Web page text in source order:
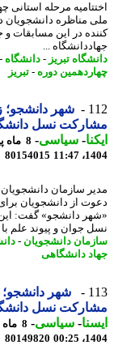
مرحله استانی
مناظره دانشجویان در
در این مسابقات و
...
تبریز- دانشگاه-
دوره-تبریز
شهر دانشجو؛
نسل
-سیاسی-
80154015
سازمان دانشجویان
از دانشجویان برای
دانشجو» گفت: این طرح
جوان و پیوند علم با
دانشجویان-دانشجو
دانشگاهی
شهر دانشجو؛
نسل
-سیاسی-
80149820